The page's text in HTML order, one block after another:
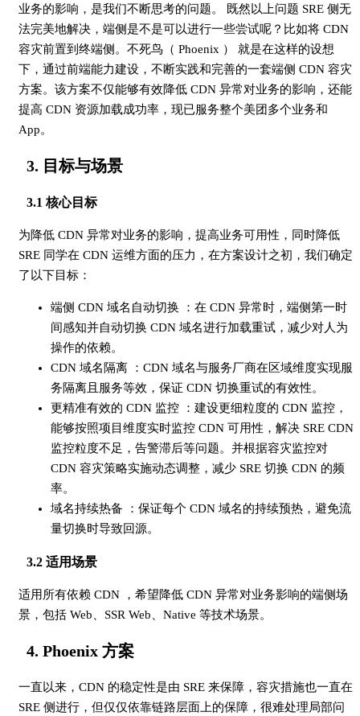
业务的影响，是我们不断思考的问题。 既然以上问题 SRE 侧无
法完美地解决，端侧是不是可以进行一些尝试呢？比如将 CDN
容灾前置到终端侧。不死鸟（ Phoenix ） 就是在这样的设想
下，通过前端能力建设，不断实践和完善的一套端侧 CDN 容灾
方案。该方案不仅能够有效降低 CDN 异常对业务的影响，还能
提高 CDN 资源加载成功率，现已服务整个美团多个业务和
App。
3. 目标与场景
3.1 核心目标
为降低 CDN 异常对业务的影响，提高业务可用性，同时降低
SRE 同学在 CDN 运维方面的压力，在方案设计之初，我们确定
了以下目标：
端侧 CDN 域名自动切换 ：在 CDN 异常时，端侧第一时
间感知并自动切换 CDN 域名进行加载重试，减少对人为
操作的依赖。
CDN 域名隔离 ：CDN 域名与服务厂商在区域维度实现服
务隔离且服务等效，保证 CDN 切换重试的有效性。
更精准有效的 CDN 监控 ：建设更细粒度的 CDN 监控，
能够按照项目维度实时监控 CDN 可用性，解决 SRE CDN
监控粒度不足，告警滞后等问题。并根据容灾监控对
CDN 容灾策略实施动态调整，减少 SRE 切换 CDN 的频
率。
域名持续热备 ：保证每个 CDN 域名的持续预热，避免流
量切换时导致回源。
3.2 适用场景
适用所有依赖 CDN ，希望降低 CDN 异常对业务影响的端侧场
景，包括 Web、SSR Web、Native 等技术场景。
4. Phoenix 方案
一直以来，CDN 的稳定性是由 SRE 来保障，容灾措施也一直在
SRE 侧进行，但仅仅依靠链路层面上的保障，很难处理局部问